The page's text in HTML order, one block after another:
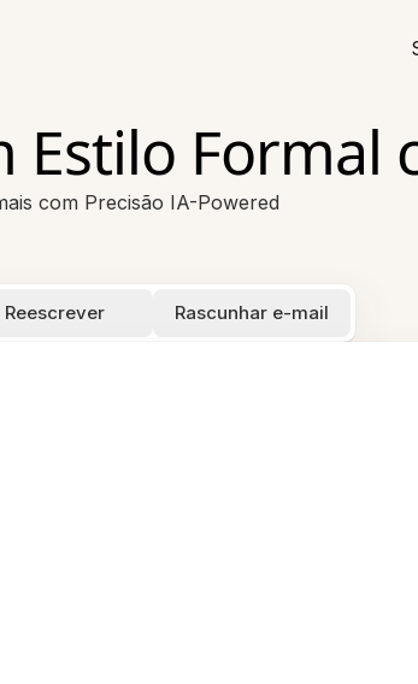
Estilo Formal
com Precisão IA-Powered
Reescrever Rascunhar e-mail